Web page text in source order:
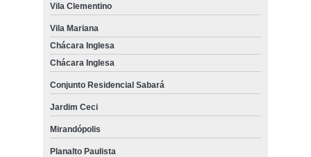
Vila Clementino
Vila Mariana
Chácara Inglesa
Chácara Inglesa
Conjunto Residencial Sabará
Jardim Ceci
Mirandópolis
Planalto Paulista